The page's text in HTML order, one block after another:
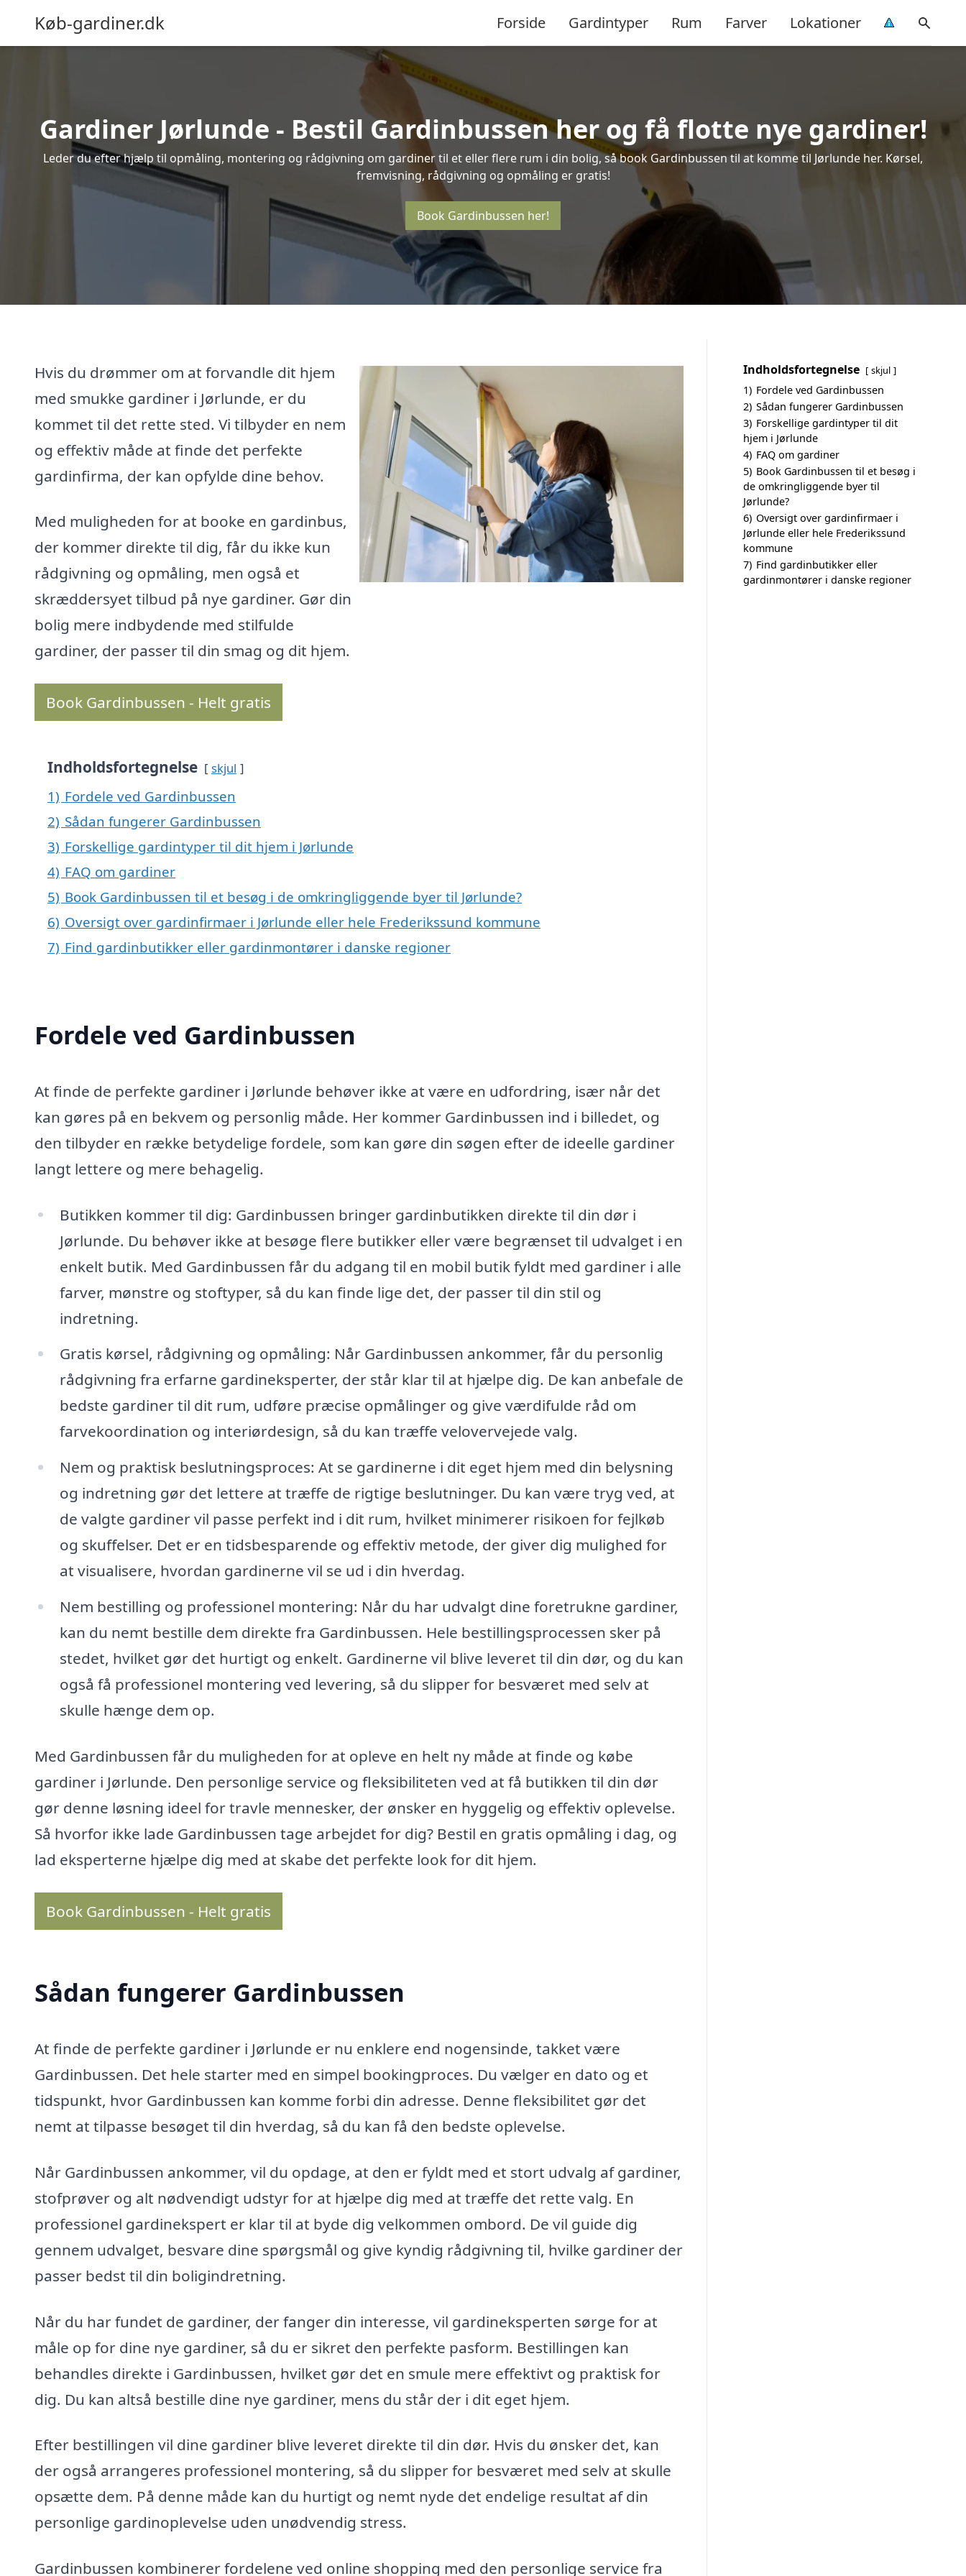
Køb-gardiner.dk Forside Gardintyper Rum Farver Lokationer
Gardiner Jørlunde - Bestil Gardinbussen her og få flotte nye gardiner!
Leder du efter hjælp til opmåling, montering og rådgivning om gardiner til et eller flere rum i din bolig, så book Gardinbussen til at komme til Jørlunde her. Kørsel,
fremvisning, rådgivning og opmåling er gratis!
Book Gardinbussen her!
Hvis du drømmer om at forvandle dit hjem
med smukke gardiner i Jørlunde, er du
kommet til det rette sted. Vi tilbyder en nem
og effektiv måde at finde det perfekte
gardinfirma, der kan opfylde dine behov.
Med muligheden for at booke en gardinbus,
der kommer direkte til dig, får du ikke kun
rådgivning og opmåling, men også et
skræddersyet tilbud på nye gardiner. Gør din
bolig mere indbydende med stilfulde
gardiner, der passer til din smag og dit hjem.
Book Gardinbussen - Helt gratis
Indholdsfortegnelse skjul
1) Fordele ved Gardinbussen
2) Sådan fungerer Gardinbussen
3) Forskellige gardintyper til dit hjem i Jørlunde
4) FAQ om gardiner
5) Book Gardinbussen til et besøg i de omkringliggende byer til Jørlunde?
6) Oversigt over gardinfirmaer i Jørlunde eller hele Frederikssund kommune
7) Find gardinbutikker eller gardinmontører i danske regioner
Fordele ved Gardinbussen
At finde de perfekte gardiner i Jørlunde behøver ikke at være en udfordring, især når det
kan gøres på en bekvem og personlig måde. Her kommer Gardinbussen ind i billedet, og
den tilbyder en række betydelige fordele, som kan gøre din søgen efter de ideelle gardiner
langt lettere og mere behagelig.
Butikken kommer til dig: Gardinbussen bringer gardinbutikken direkte til din dør i
Jørlunde. Du behøver ikke at besøge flere butikker eller være begrænset til udvalget i en
enkelt butik. Med Gardinbussen får du adgang til en mobil butik fyldt med gardiner i alle
farver, mønstre og stoftyper, så du kan finde lige det, der passer til din stil og
indretning.
Gratis kørsel, rådgivning og opmåling: Når Gardinbussen ankommer, får du personlig
rådgivning fra erfarne gardineksperter, der står klar til at hjælpe dig. De kan anbefale de
bedste gardiner til dit rum, udføre præcise opmålinger og give værdifulde råd om
farvekoordination og interiørdesign, så du kan træffe velovervejede valg.
Nem og praktisk beslutningsproces: At se gardinerne i dit eget hjem med din belysning
og indretning gør det lettere at træffe de rigtige beslutninger. Du kan være tryg ved, at
de valgte gardiner vil passe perfekt ind i dit rum, hvilket minimerer risikoen for fejlkøb
og skuffelser. Det er en tidsbesparende og effektiv metode, der giver dig mulighed for
at visualisere, hvordan gardinerne vil se ud i din hverdag.
Nem bestilling og professionel montering: Når du har udvalgt dine foretrukne gardiner,
kan du nemt bestille dem direkte fra Gardinbussen. Hele bestillingsprocessen sker på
stedet, hvilket gør det hurtigt og enkelt. Gardinerne vil blive leveret til din dør, og du kan
også få professionel montering ved levering, så du slipper for besværet med selv at
skulle hænge dem op.
Med Gardinbussen får du muligheden for at opleve en helt ny måde at finde og købe
gardiner i Jørlunde. Den personlige service og fleksibiliteten ved at få butikken til din dør
gør denne løsning ideel for travle mennesker, der ønsker en hyggelig og effektiv oplevelse.
Så hvorfor ikke lade Gardinbussen tage arbejdet for dig? Bestil en gratis opmåling i dag, og
lad eksperterne hjælpe dig med at skabe det perfekte look for dit hjem.
Book Gardinbussen - Helt gratis
Sådan fungerer Gardinbussen
At finde de perfekte gardiner i Jørlunde er nu enklere end nogensinde, takket være
Gardinbussen. Det hele starter med en simpel bookingproces. Du vælger en dato og et
tidspunkt, hvor Gardinbussen kan komme forbi din adresse. Denne fleksibilitet gør det
nemt at tilpasse besøget til din hverdag, så du kan få den bedste oplevelse.
Når Gardinbussen ankommer, vil du opdage, at den er fyldt med et stort udvalg af gardiner,
stofprøver og alt nødvendigt udstyr for at hjælpe dig med at træffe det rette valg. En
professionel gardinekspert er klar til at byde dig velkommen ombord. De vil guide dig
gennem udvalget, besvare dine spørgsmål og give kyndig rådgivning til, hvilke gardiner der
passer bedst til din boligindretning.
Når du har fundet de gardiner, der fanger din interesse, vil gardineksperten sørge for at
måle op for dine nye gardiner, så du er sikret den perfekte pasform. Bestillingen kan
behandles direkte i Gardinbussen, hvilket gør det en smule mere effektivt og praktisk for
dig. Du kan altså bestille dine nye gardiner, mens du står der i dit eget hjem.
Efter bestillingen vil dine gardiner blive leveret direkte til din dør. Hvis du ønsker det, kan
der også arrangeres professionel montering, så du slipper for besværet med selv at skulle
opsætte dem. På denne måde kan du hurtigt og nemt nyde det endelige resultat af din
personlige gardinoplevelse uden unødvendig stress.
Gardinbussen kombinerer fordelene ved online shopping med den personlige service fra
Indholdsfortegnelse skjul
1) Fordele ved Gardinbussen
2) Sådan fungerer Gardinbussen
3) Forskellige gardintyper til dit
hjem i Jørlunde
4) FAQ om gardiner
5) Book Gardinbussen til et besøg i
de omkringliggende byer til
Jørlunde?
6) Oversigt over gardinfirmaer i
Jørlunde eller hele Frederikssund
kommune
7) Find gardinbutikker eller
gardinmontører i danske regioner